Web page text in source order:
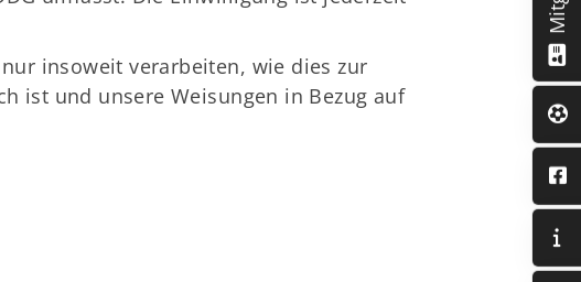
insoweit verarbeiten, wie dies zur
ist und unsere Weisungen in Bezug auf